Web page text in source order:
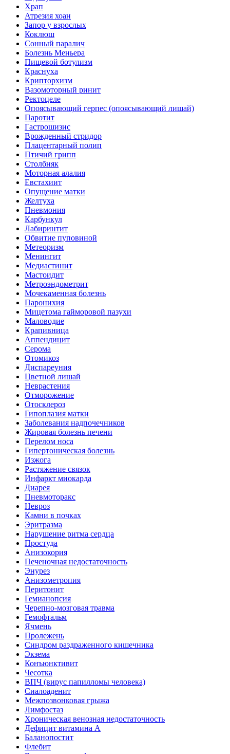
Храп
Атрезия хоан
Запор у взрослых
Коклюш
Сонный паралич
Болезнь Меньера
Пищевой ботулизм
Краснуха
Крипторхизм
Вазомоторный ринит
Ректоцеле
Опоясывающий герпес (опоясывающий лишай)
Паротит
Гастрошизис
Врожденный стридор
Плацентарный полип
Птичий грипп
Столбняк
Моторная алалия
Евстахиит
Опущение матки
Желтуха
Пневмония
Карбункул
Лабиринтит
Обвитие пуповиной
Метеоризм
Менингит
Медиастинит
Мастоидит
Метроэндометрит
Мочекаменная болезнь
Паронихия
Мицетома гайморовой пазухи
Маловодие
Крапивница
Аппендицит
Серома
Отомикоз
Диспареуния
Цветной лишай
Неврастения
Отморожение
Отосклероз
Гипоплазия матки
Заболевания надпочечников
Жировая болезнь печени
Перелом носа
Гипертоническая болезнь
Изжога
Растяжение связок
Инфаркт миокарда
Диарея
Пневмоторакс
Невроз
Камни в почках
Эритразма
Нарушение ритма сердца
Простуда
Анизокория
Печеночная недостаточность
Энурез
Анизометропия
Перитонит
Гемианопсия
Черепно-мозговая травма
Гемофтальм
Ячмень
Пролежень
Синдром раздраженного кишечника
Экзема
Конъюнктивит
Чесотка
ВПЧ (вирус папилломы человека)
Сиалоаденит
Межпозвонковая грыжа
Лимфостаз
Хроническая венозная недостаточность
Дефицит витамина А
Баланопостит
Флебит